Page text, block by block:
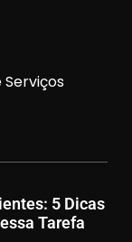
5 Dicas
Tarefa